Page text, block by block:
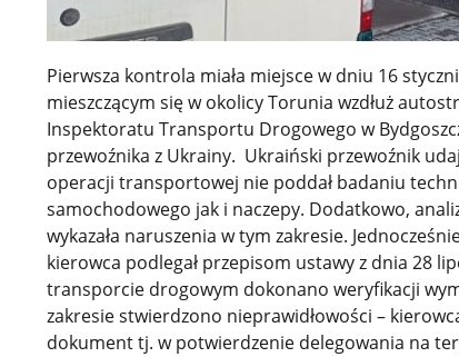
Pierwsza kontrola miała miejsce w dniu 16
mieszczącym się w okolicy Torunia wzdłuż
Inspektoratu Transportu Drogowego w
przewoźnika z Ukrainy. Ukraiński przewoźnik
operacji transportowej nie poddał badaniu
samochodowego jak i naczepy. Dodatkowo,
wykazała naruszenia w tym zakresie.
kierowca podlegał przepisom ustawy z dnia 28
transporcie drogowym dokonano weryfikacji
zakresie stwierdzono nieprawidłowości –
dokument tj. w potwierdzenie delegowania na